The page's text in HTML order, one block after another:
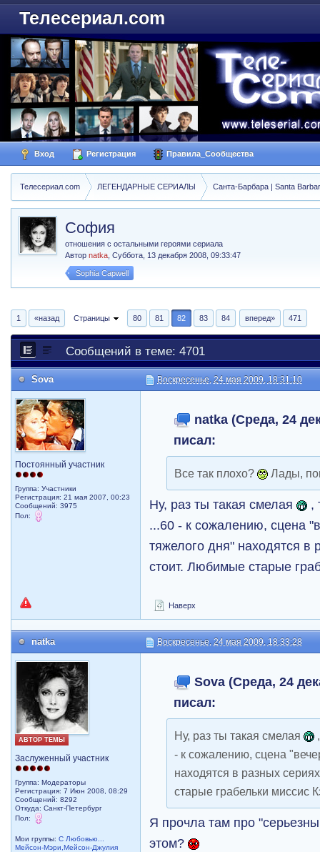
Телесериал.com
Вход Регистрация Правила_Сообщества
Телесериал.com ЛЕГЕНДАРНЫЕ СЕРИАЛЫ Санта-Барбара | Santa
София
отношения с остальными героями сериала
Авторnatka ,Суббота, 13 декабря 2008, 09:33:47
Sophia Capwell
1 «назад Страницы 80 81 82 83 84 вперед» 471
Сообщений в теме: 4701
Sova Воскресенье, 24 мая 2009, 18:31:10
Постоянный участник
Группа: Участники
Регистрация: 21 мая 2007, 00:23
Сообщений: 3975
Пол:
natka (Среда, 24
писал:
Все так плохо? Лады,
Ну, раз ты такая смелая
,
...60 - к сожалению, сцена
тяжелого дня" находятся в
стоит. Любимые старые
Наверх
natka Воскресенье, 24 мая 2009, 18:33:28
АВТОР ТЕМЫ
Заслуженный участник
Группа: Модераторы
Регистрация: 7 Июн 2008, 08:29
Сообщений: 8292
Откуда: Санкт-Петербург
Пол:
Мои группы:С Любовью...
Мейсон-Мэри,Мейсон-Джулия
Sova (Среда, 24
писал:
Ну, раз ты такая смелая
- к сожалению, сцена
находятся в разных
старые грабельки миссис
Я прочла там про
этом?